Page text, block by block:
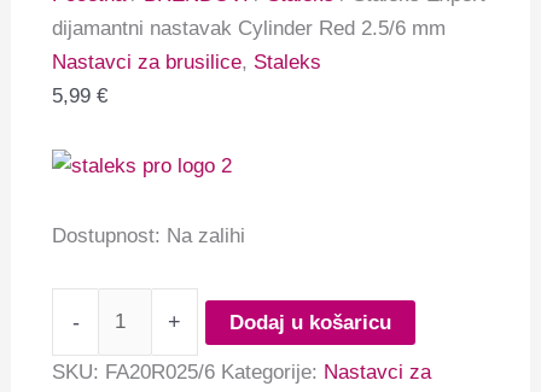
dijamantni nastavak Cylinder Red 2.5/6 mm
Nastavci za brusilice, Staleks
5,99€
Dostupnost: Na zalihi
- + Dodaj u košaricu
SKU: FA20R025/6 Kategorije: Nastavci za